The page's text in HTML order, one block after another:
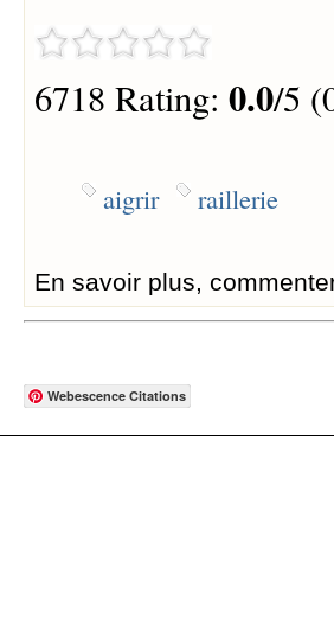
6718 Rating: 0.0/5
aigrir raillerie
En savoir plus,
Webescence Citations